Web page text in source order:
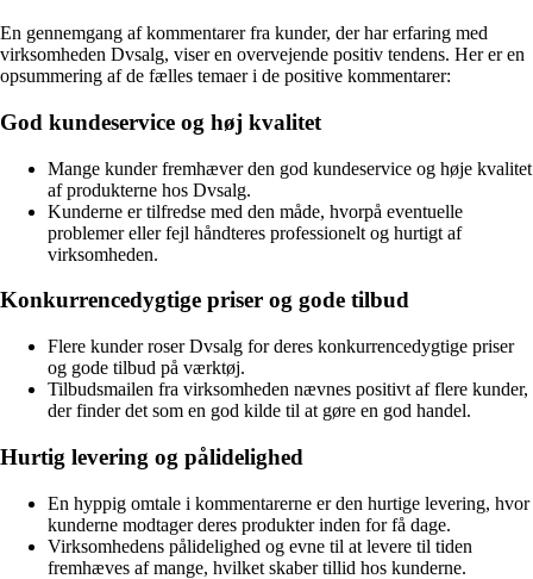
En gennemgang af kommentarer fra kunder, der har erfaring med
virksomheden Dvsalg, viser en overvejende positiv tendens. Her er en
opsummering af de fælles temaer i de positive kommentarer:
God kundeservice og høj kvalitet
Mange kunder fremhæver den god kundeservice og høje kvalitet
af produkterne hos Dvsalg.
Kunderne er tilfredse med den måde, hvorpå eventuelle
problemer eller fejl håndteres professionelt og hurtigt af
virksomheden.
Konkurrencedygtige priser og gode tilbud
Flere kunder roser Dvsalg for deres konkurrencedygtige priser
og gode tilbud på værktøj.
Tilbudsmailen fra virksomheden nævnes positivt af flere kunder,
der finder det som en god kilde til at gøre en god handel.
Hurtig levering og pålidelighed
En hyppig omtale i kommentarerne er den hurtige levering, hvor
kunderne modtager deres produkter inden for få dage.
Virksomhedens pålidelighed og evne til at levere til tiden
fremhæves af mange, hvilket skaber tillid hos kunderne.